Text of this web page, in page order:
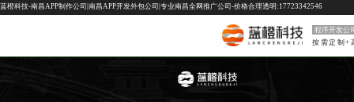
蓝橙科技-南昌APP制作公司|南昌APP开发外包公司|专业南昌全网推广公司-价格合理透明:17723342546
程序开发公
按需定制+